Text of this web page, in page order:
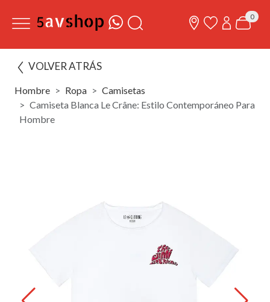
0
VOLVER ATRÁS
Hombre Ropa
Camisetas
Camiseta Blanca Le Crâne: Estilo Contemporáneo Para
Hombre